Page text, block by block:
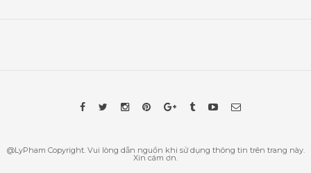
@LyPham Copyright. Vui lòng dẫn nguồn khi sử dụng thông tin trên trang này.
Xin cám ơn.